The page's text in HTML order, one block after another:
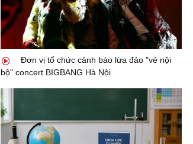
Đơn vị tổ chức cảnh báo lừa đảo "vé nội
bộ" concert BIGBANG Hà Nội